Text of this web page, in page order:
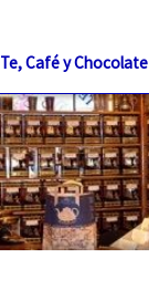
Te, Café y Chocolate